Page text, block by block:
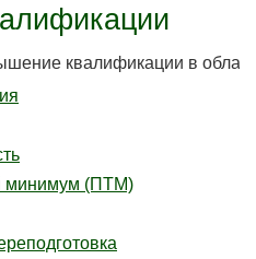
квалификации в
минимум (ПТМ)